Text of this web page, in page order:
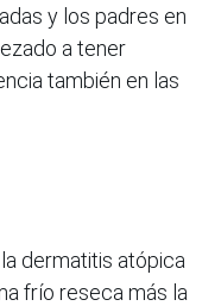
y los padres en
a tener
también en las
dermatitis atópica
frío reseca más la